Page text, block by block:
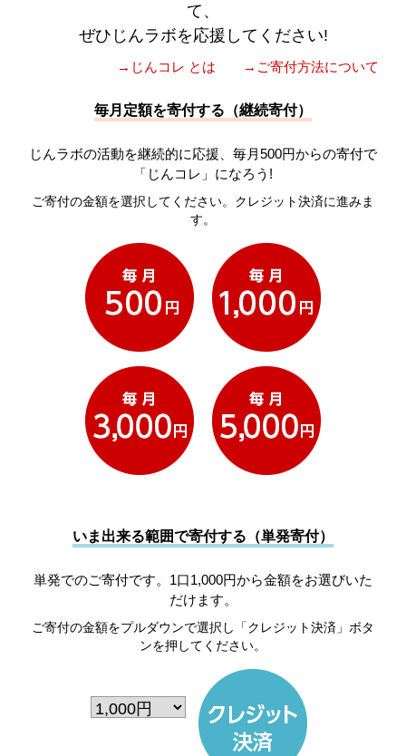
て、
ぜひじんラボを応援してください!
→じんコレ とは →ご寄付方法について
毎月定額を寄付する（継続寄付）
じんラボの活動を継続的に応援、毎月500円からの寄付で
「じんコレ」になろう!
ご寄付の金額を選択してください。クレジット決済に進みま
す。
いま出来る範囲で寄付する（単発寄付）
単発でのご寄付です。1口1,000円から金額をお選びいた
だけます。
ご寄付の金額をプルダウンで選択し「クレジット決済」ボタ
ンを押してください。